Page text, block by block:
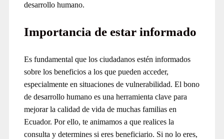
desarrollo humano.
Importancia de estar informado
Es fundamental que los ciudadanos estén informados
sobre los beneficios a los que pueden acceder,
especialmente en situaciones de vulnerabilidad. El bono
de desarrollo humano es una herramienta clave para
mejorar la calidad de vida de muchas familias en
Ecuador. Por ello, te animamos a que realices la
consulta y determines si eres beneficiario. Si no lo eres,